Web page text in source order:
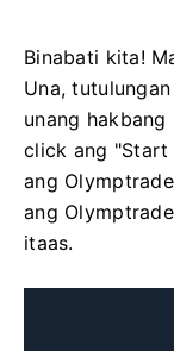
Binabati kita!
Una,
unang
click ang "Start
ang
ang
itaas.